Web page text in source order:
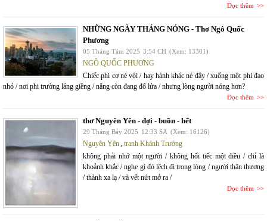
Đọc thêm
NHỮNG NGÀY THÁNG NÓNG - Thơ Ngô Quốc
Phương
05 Tháng Tám 2025 3:54 CH (Xem: 13301)
NGÔ QUỐC PHƯƠNG
Chiếc phi cơ né vội / hay hành khác né đây / xuống một phi đạo
nhỏ / nơi phi trường láng giềng / nắng còn đang đổ lửa / nhưng lòng người nóng hơn?
Đọc thêm
thơ Nguyên Yên - đợi - buồn - hết
29 Tháng Bảy 2025 12:33 SA (Xem: 16126)
Nguyên Yên, tranh Khánh Trường
không phải nhớ một người / không hối tiếc một điều / chỉ là
khoảnh khắc / nghe gì đó lệch đi trong lòng / người thân thương
/ thành xa lạ / và vết nứt mở ra /
Đọc thêm